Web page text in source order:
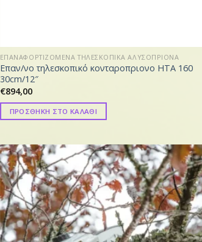
ΕΠΑΝΑΦΟΡΤΙΖΟΜΕΝΑ ΤΗΛΕΣΚΟΠΙΚΑ ΑΛΥΣΟΠΡΙΟΝΑ
Επαν/νο τηλεσκοπικό κονταροπριονο HTA 160
30cm/12″
€894,00
ΠΡΟΣΘΗΚΗ ΣΤΟ ΚΑΛΑΘΙ